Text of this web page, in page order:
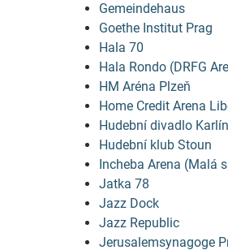
Gemeindehaus
Goethe Institut Prag
Hala 70
Hala Rondo (DRFG
HM Aréna Plzeň
Home Credit Arena
Hudební divadlo Karlín
Hudební klub Stoun
Incheba Arena (Malá
Jatka 78
Jazz Dock
Jazz Republic
Jerusalemsynagoge